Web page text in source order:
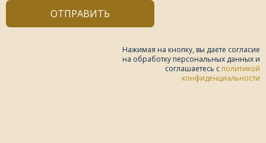
ОТПРАВИТЬ
Нажимая на кнопку, вы даете согласие
на обработку персональных данных и
соглашаетесь c политикой
конфиденциальности